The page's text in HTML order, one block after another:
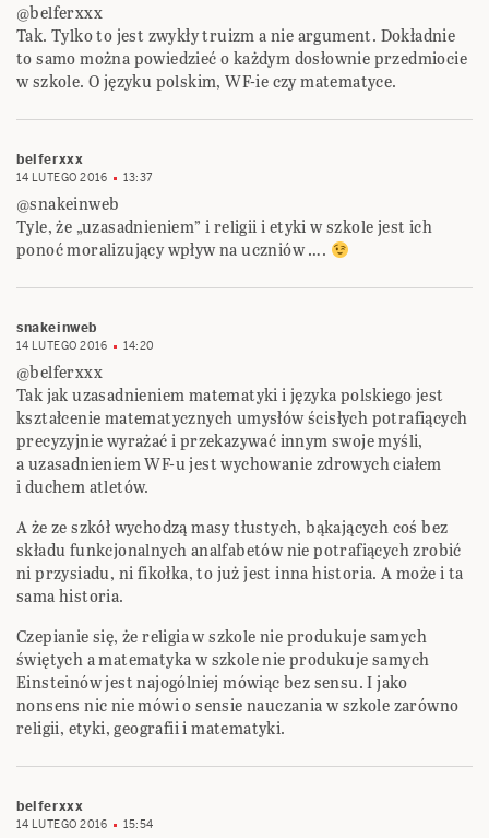
@belferxxx
Tak. Tylko to jest zwykły truizm a nie argument. Dokładnie
to samo można powiedzieć o każdym dosłownie przedmiocie
w szkole. O języku polskim, WF-ie czy matematyce.
belferxxx
14 LUTEGO 2016 13:37
@snakeinweb
Tyle, że „uzasadnieniem” i religii i etyki w szkole jest ich
ponoć moralizujący wpływ na uczniów ….
snakeinweb
14 LUTEGO 2016 14:20
@belferxxx
Tak jak uzasadnieniem matematyki i języka polskiego jest
kształcenie matematycznych umysłów ścisłych potrafiących
precyzyjnie wyrażać i przekazywać innym swoje myśli,
a uzasadnieniem WF-u jest wychowanie zdrowych ciałem
i duchem atletów.
A że ze szkół wychodzą masy tłustych, bąkających coś bez
składu funkcjonalnych analfabetów nie potrafiących zrobić
ni przysiadu, ni fikołka, to już jest inna historia. A może i ta
sama historia.
Czepianie się, że religia w szkole nie produkuje samych
świętych a matematyka w szkole nie produkuje samych
Einsteinów jest najogólniej mówiąc bez sensu. I jako
nonsens nic nie mówi o sensie nauczania w szkole zarówno
religii, etyki, geografii i matematyki.
belferxxx
14 LUTEGO 2016 15:54